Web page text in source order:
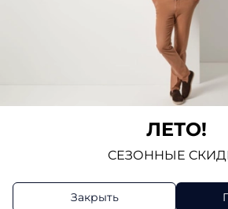
Отзывов еще никто не оставлял
ЛЕТО!
СЕЗОННЫЕ
Закрыть